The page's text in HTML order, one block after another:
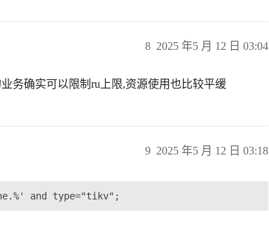
2025 年5 月 12 日 03:04
8
务确实可以限制ru上限,资源使用也比较平缓
2025 年5 月 12 日 03:18
9